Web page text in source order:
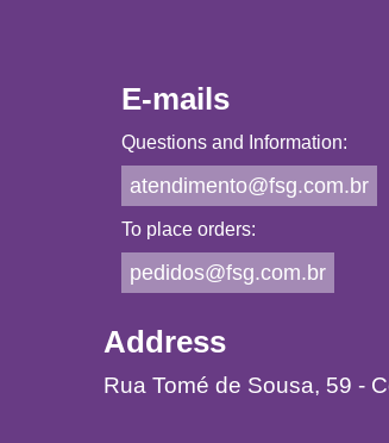
E-mails
Questions and Information:
atendimento@fsg.com.br
To place orders:
pedidos@fsg.com.br
Address
Rua Tomé de Sousa, 59 -